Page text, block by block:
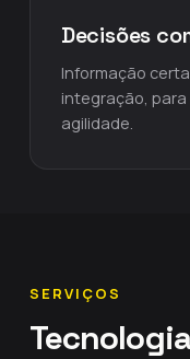
Decisões
Informação
integração,
agilidade.
SERVIÇOS